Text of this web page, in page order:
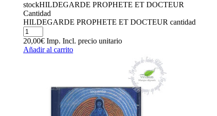
stockHILDEGARDE PROPHETE ET DOCTEUR
Cantidad
HILDEGARDE PROPHETE ET DOCTEUR cantidad
20,00€ Imp. Incl. precio unitario
Añadir al carrito